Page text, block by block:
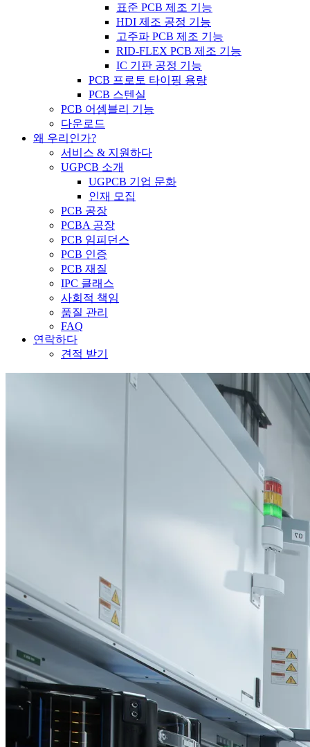
표준 PCB 제조 기능
HDI 제조 공정 기능
고주파 PCB 제조 기능
RID-FLEX PCB 제조 기능
IC 기판 공정 기능
PCB 프로토 타이핑 용량
PCB 스텐실
PCB 어셈블리 기능
다운로드
왜 우리인가?
서비스 & 지원하다
UGPCB 소개
UGPCB 기업 문화
인재 모집
PCB 공장
PCBA 공장
PCB 임피던스
PCB 인증
PCB 재질
IPC 클래스
사회적 책임
품질 관리
FAQ
연락하다
견적 받기